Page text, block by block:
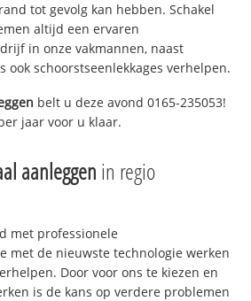
tot gevolg kan hebben. Schakel
altijd een ervaren
in onze vakmannen, naast
ook schoorstseenlekkages verhelpen.
belt u deze avond 0165-235053!
jaar voor u klaar.
aanleggen in regio
met professionele
met de nieuwste technologie werken
Door voor ons te kiezen en
is de kans op verdere problemen